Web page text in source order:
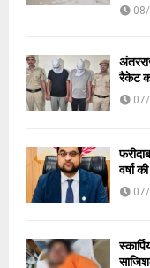
रैकेट
वर्षा